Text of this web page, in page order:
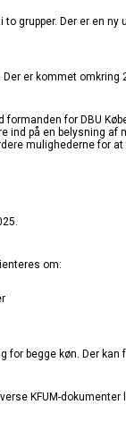
grupper. Der er en
er kommet
for DBU
ind på en belysning af
mulighederne for at
om:
for begge køn. Der
KFUM-